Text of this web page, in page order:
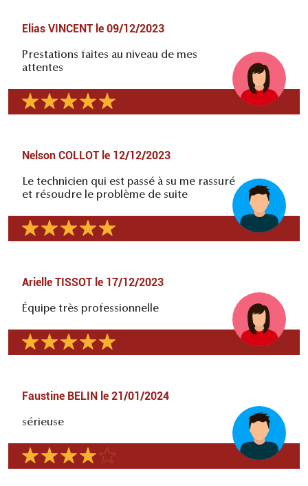
Elias VINCENT le 09/12/2023
Prestations faites au niveau de mes
attentes
Nelson COLLOT le 12/12/2023
Le technicien qui est passé à su me rassuré
et résoudre le problème de suite
Arielle TISSOT le 17/12/2023
Équipe très professionnelle
Faustine BELIN le 21/01/2024
sérieuse